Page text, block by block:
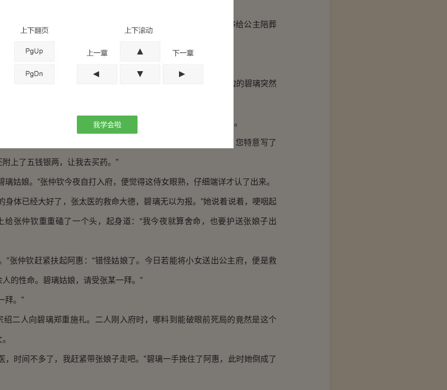
么？”
情，恐怕整个公主府，加上我们太医署所有人的性命，都不够给公主陪葬
：“你早赶回去一分，太医署众人就多一分逃脱的希望。”
遇到如此变故，不知如何是好，不觉间眼泪簌簌而下。
原路返回，一定会遇到驸马，我带你走小路出府。”一直在旁边的碧璃突然
紧出言提醒。他为人谨慎，生怕这个婢女是要捉了阿惠去邀功。
向张仲钦：“您必是不识得我了。两个月前，我娘身染时疫，您特意写了
上了五钱银两，让我去买药。”
姑娘。”张仲钦今夜自打入府，便觉得这侍女眼熟，仔细端详才认了出来。
体已经大好了，张太医的救命大德，碧璃无以为报。”她说着说着，哽咽起
给张仲钦重重磕了一个头，起身道：“我今夜就算舍命，也要护送张娘子出
仲钦赶紧扶起阿惠：“错怪姑娘了。今日若能将小女送出公主府，便是救
的性命。碧璃姑娘，请受张某一拜。”
。”
人向碧璃郑重施礼。二人刚入府时，哪料到能破眼前死局的竟然是这个
时间不多了，我赶紧带张娘子走吧。”碧璃一手挽住了阿惠，此时她倒成了
我学会啦